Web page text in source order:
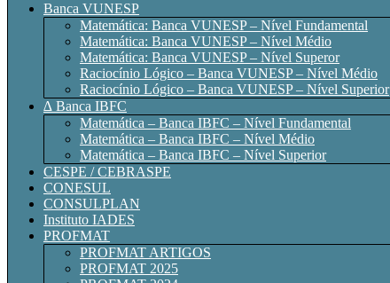
Banca VUNESP
Matemática: Banca VUNESP – Nível Fundamental
Matemática: Banca VUNESP – Nível Médio
Matemática: Banca VUNESP – Nível Superor
Raciocínio Lógico – Banca VUNESP – Nível Médio
Raciocínio Lógico – Banca VUNESP – Nível Superior
∆ Banca IBFC
Matemática – Banca IBFC – Nível Fundamental
Matemática – Banca IBFC – Nível Médio
Matemática – Banca IBFC – Nível Superior
CESPE / CEBRASPE
CONESUL
CONSULPLAN
Instituto IADES
PROFMAT
PROFMAT ARTIGOS
PROFMAT 2025